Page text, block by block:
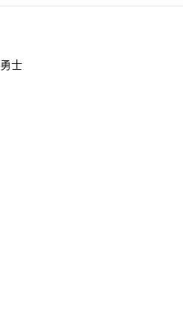
勇士